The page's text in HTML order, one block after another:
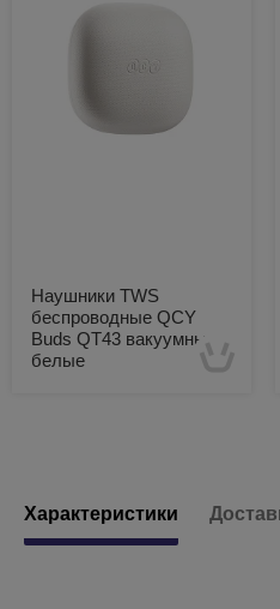
Наушники TWS
беспроводные QCY
Buds QT43 вакуумные
белые
Характеристики